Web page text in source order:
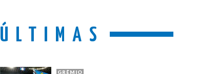
ÚLTIMAS
GRÊMIO